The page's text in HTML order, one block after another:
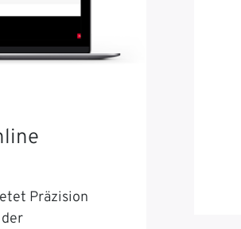
Präzision